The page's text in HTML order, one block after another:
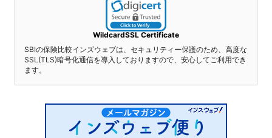
WildcardSSL Certificate
SBIの保険比較インズウェブは、セキュリティー保護のため、高度な
SSL(TLS)暗号化通信を導入しておりますので、安心してご利用でき
ます。